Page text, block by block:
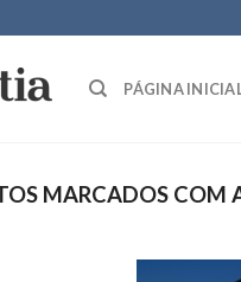
PÁGINA
MARCADOS COM